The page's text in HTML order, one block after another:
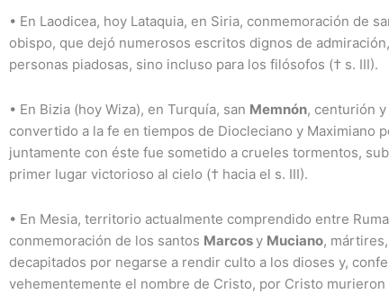
• En Laodicea, hoy Lataquia, en Siria, conmemoración de
obispo, que dejó numerosos escritos dignos de
personas piadosas, sino incluso para los filósofos († s. III).
• En Bizia (hoy Wiza), en Turquía, san Memnón, centurión
convertido a la fe en tiempos de Diocleciano y Maximiano
juntamente con éste fue sometido a crueles tormentos,
primer lugar victorioso al cielo († hacia el s. III).
• En Mesia, territorio actualmente comprendido entre
conmemoración de los santos Marcosy Muciano,
decapitados por negarse a rendir culto a los dioses y,
vehementemente el nombre de Cristo, por Cristo murieron